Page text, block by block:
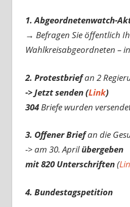
1. Abgeordnetenwatch-
→ Befragen Sie öffentlich
Wahlkreisabgeordneten –
2. Protestbriefan 2
-> Jetzt senden (Link)
304Briefe wurden
3. Offener Briefan die
-> am 30. Aprilübergeben
mit 820 Unterschriften(
4. Bundestagspetition